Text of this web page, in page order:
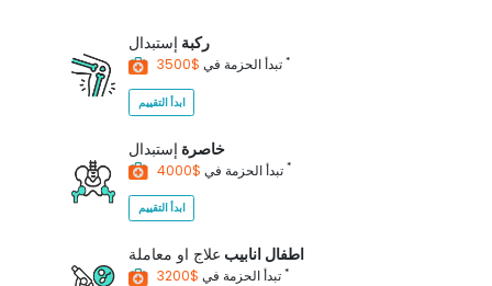
ركبة إستبدال
تبدأ الحزمة في *
ابدأ التقييم
خاصرة إستبدال
تبدأ الحزمة في *
ابدأ التقييم
اطفال انابيب علاج او معاملة
تبدأ الحزمة في *